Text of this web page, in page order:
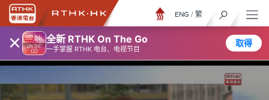
× 全新 RTHK On The Go
一手掌握 RTHK 电台、电视节目
取得
ENG / 繁